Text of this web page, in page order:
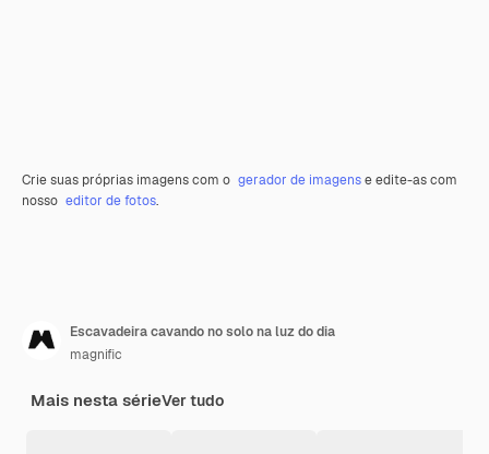
Crie suas próprias imagens com o gerador de imagense edite-as com
nosso editor de fotos.
Escavadeira cavando no solo na luz do dia
magnific
Mais nesta sérieVer tudo